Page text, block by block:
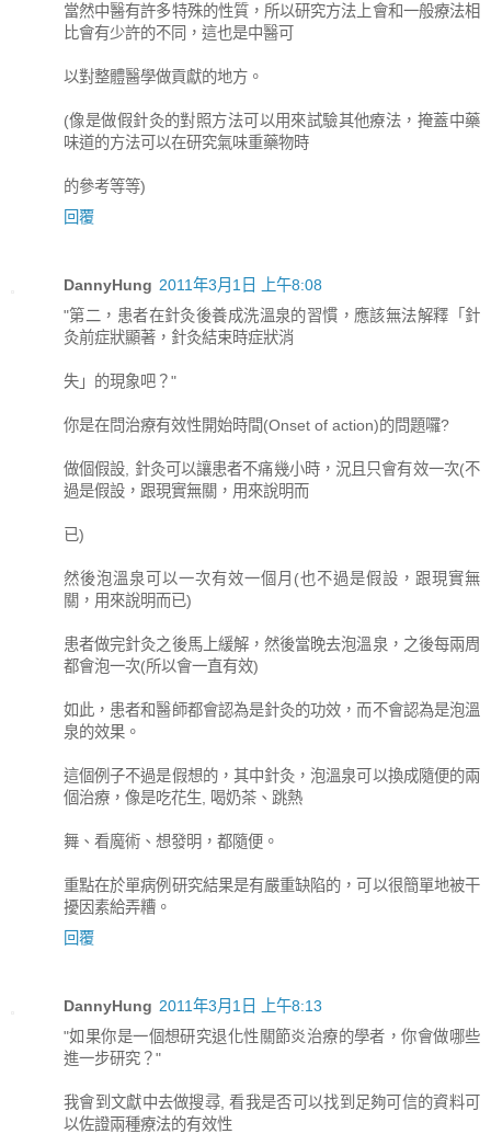
當然中醫有許多特殊的性質，所以研究方法上會和一般療法相
比會有少許的不同，這也是中醫可
以對整體醫學做貢獻的地方。
(像是做假針灸的對照方法可以用來試驗其他療法，掩蓋中藥
味道的方法可以在研究氣味重藥物時
的參考等等)
回覆
DannyHung 2011年3月1日 上午8:08
"第二，患者在針灸後養成洗溫泉的習慣，應該無法解釋「針
灸前症狀顯著，針灸結束時症狀消
失」的現象吧？"
你是在問治療有效性開始時間(Onset of action)的問題囉?
做個假設, 針灸可以讓患者不痛幾小時，況且只會有效一次(不
過是假設，跟現實無關，用來說明而
已)
然後泡溫泉可以一次有效一個月(也不過是假設，跟現實無
關，用來說明而已)
患者做完針灸之後馬上緩解，然後當晚去泡溫泉，之後每兩周
都會泡一次(所以會一直有效)
如此，患者和醫師都會認為是針灸的功效，而不會認為是泡溫
泉的效果。
這個例子不過是假想的，其中針灸，泡溫泉可以換成隨便的兩
個治療，像是吃花生, 喝奶茶、跳熱
舞、看魔術、想發明，都隨便。
重點在於單病例研究結果是有嚴重缺陷的，可以很簡單地被干
擾因素給弄糟。
回覆
DannyHung 2011年3月1日 上午8:13
"如果你是一個想研究退化性關節炎治療的學者，你會做哪些
進一步研究？"
我會到文獻中去做搜尋, 看我是否可以找到足夠可信的資料可
以佐證兩種療法的有效性